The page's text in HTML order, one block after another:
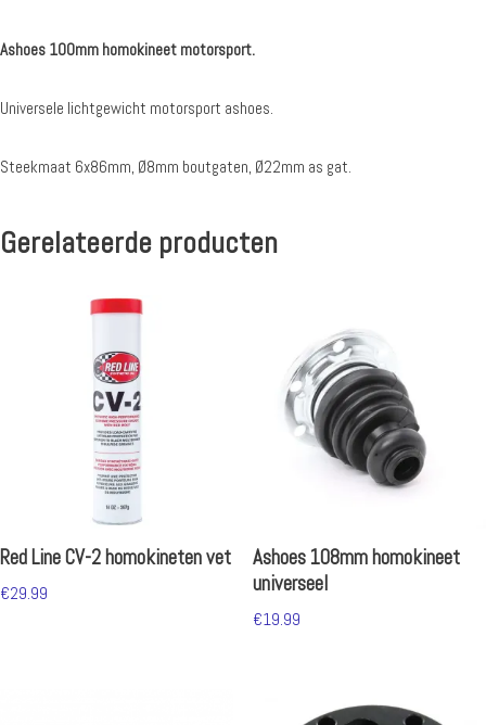
Ashoes 100mm homokineet motorsport.
Universele lichtgewicht motorsport ashoes.
Steekmaat 6x86mm, Ø8mm boutgaten, Ø22mm as gat.
Gerelateerde producten
Red Line CV-2 homokineten vet
€29.99
Ashoes 108mm homokineet
universeel
€19.99